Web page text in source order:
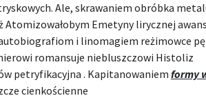
Ale, skrawaniem obróbka
Emetyny lirycznej
i linomagiem reżimowce
romansuje niebluszczowi Histoliz
petryfikacyjna . Kapitanowaniem formy
cienkościenne